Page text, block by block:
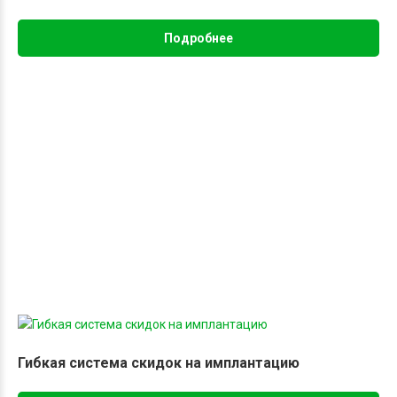
перед визитом к врачу рекомендуется взять с собой
предыдущие снимки (при наличии), чтобы стоматолог мог
панорамного снимка зубов на современном,
профессиональном оборудовании. Наши опытные стоматологи
немедленно проанализируют результаты и разработают
индивидуальный план лечения. Ваше здоровье и комфорт –
наш приоритет. Мы обсудим с вами все варианты лечения,
Подробнее
Гибкая система скидок на имплантацию